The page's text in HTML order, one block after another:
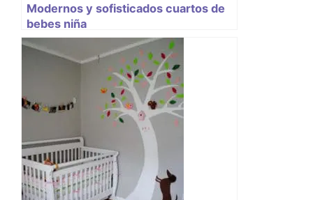
Modernos y sofisticados cuartos de
bebes niña